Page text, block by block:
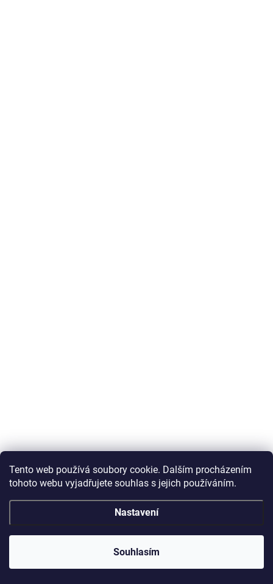
Tento web používá soubory cookie. Dalším procházením
tohoto webu vyjadřujete souhlas s jejich používáním.
Nastavení
Souhlasím